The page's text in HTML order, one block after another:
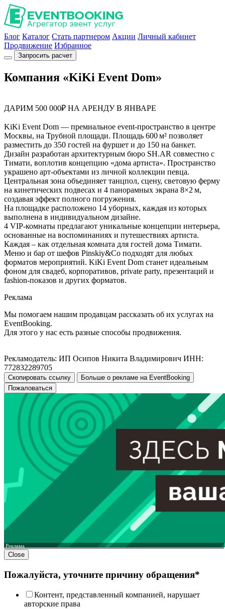
Блог Каталог Стать партнером Акции Личный кабинет
Продвижение Избранное
Запросить расчет
Компания «KiKi Event Dom»
ДАРИМ 500 000₽ НА АРЕНДУ В ЯНВАРЕ
KiKi Event Dom — премиальное event-пространство в центре
Москвы, на Трубной площади. Площадь 600 м² позволяет
разместить до 350 гостей на фуршет и до 150 на банкет.
Дизайн разработан архитектурным бюро SH.AR совместно с
Тимати, воплотив концепцию «дома артиста». Пространство
украшено арт-объектами из личной коллекции певца.
Центральная зона объединяет танцпол, сцену, световую ферму
на кинетических подвесах и 4 панорамных экрана 8×2 м,
создавая эффект полного погружения.
На площадке расположено 14 уборных, каждая из которых
выполнена в индивидуальном дизайне.
4 VIP-комнаты предлагают уникальные концепции интерьера,
основанные на воспоминаниях и путешествиях артиста.
Каждая – как отдельная комната для гостей дома Тимати.
Меню и бар от шефов Pinskiy&Co подходят для любых
форматов мероприятий. KiKi Event Dom станет идеальным
фоном для свадеб, корпоративов, private party, презентаций и
fashion-показов и других форматов.
Реклама
Мы помогаем нашим продавцам рассказать об их услугах на
EventBooking.
Для этого у нас есть разные способы продвижения.
Рекламодатель: ИП Осипов Никита Владимирович ИНН:
772832289705
Скопировать ссылку
Больше о рекламе на EventBooking
Пожаловаться
Реклама
Close
Пожалуйста, уточните причину обращения*
Контент, представленный компанией, нарушает
авторские права